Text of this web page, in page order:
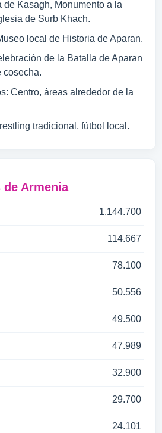
de Kasagh, Monumento a la
de Surb Khach.
local de Historia de Aparan.
de la Batalla de Aparan
cosecha.
Centro, áreas alrededor de la
tradicional, fútbol local.
Armenia
1.144.700
114.667
78.100
50.556
49.500
47.989
32.900
29.700
24.101